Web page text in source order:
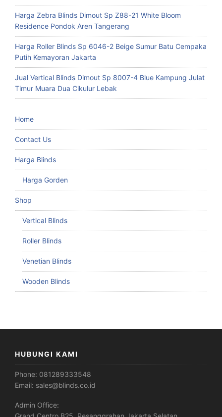
Harga Zebra Blinds Dimout Sp Z88-21 White Bloom
Residence Pondok Aren Tangerang
Harga Roller Blinds Sp 6046-2 Beige Sumur Batu Cempaka
Putih Kemayoran Jakarta
Jual Vertical Blinds Dimout Sp 8007-4 Blue Kampung Julat
Timur Muara Dua Cikulur Lebak
Home
Contact Us
Harga Blinds
Harga Gorden
Shop
Vertical Blinds
Roller Blinds
Venetian Blinds
Wooden Blinds
HUBUNGI KAMI
Phone: 081289333548
Email: sales@blinds.co.id
Admin Office: